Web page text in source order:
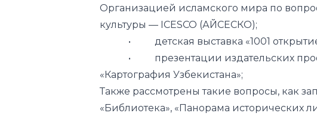
Организацией исламского мира по
культуры — ICESCO (АЙСЕСКО);
• детская выставка «1001
• презентации издательских
«Картография Узбекистана»;
Также рассмотрены такие вопросы, как
«Библиотека», «Панорама исторических